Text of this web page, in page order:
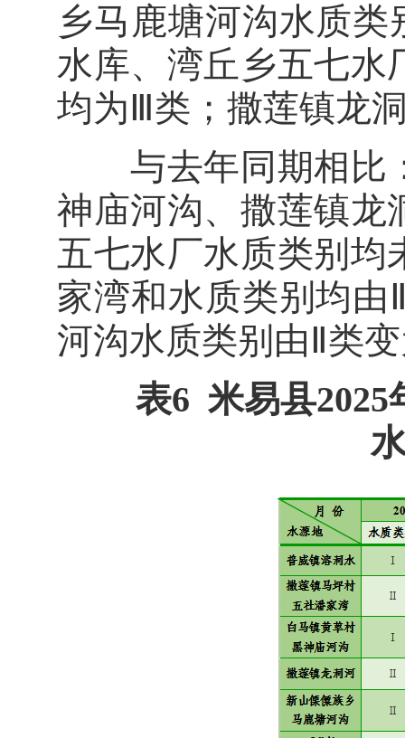
乡马鹿塘河沟水质类
水库、湾丘乡五七水
均为Ⅲ类；撒莲镇龙
与去年同期相比
神庙河沟、撒莲镇龙
五七水厂水质类别均
家湾和水质类别均由
河沟水质类别由Ⅱ类变
表6 米易县2025